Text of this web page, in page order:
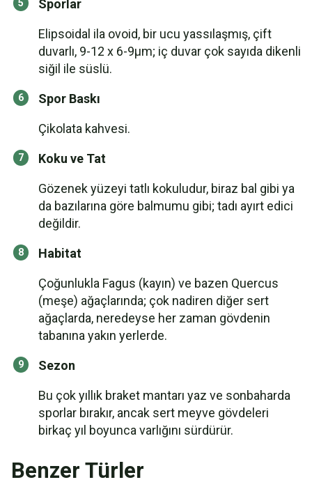
Sporlar
Elipsoidal ila ovoid, bir ucu yassılaşmış, çift
duvarlı, 9-12 x 6-9µm; iç duvar çok sayıda dikenli
siğil ile süslü.
Spor Baskı
Çikolata kahvesi.
Koku ve Tat
Gözenek yüzeyi tatlı kokuludur, biraz bal gibi ya
da bazılarına göre balmumu gibi; tadı ayırt edici
değildir.
Habitat
Çoğunlukla Fagus (kayın) ve bazen Quercus
(meşe) ağaçlarında; çok nadiren diğer sert
ağaçlarda, neredeyse her zaman gövdenin
tabanına yakın yerlerde.
Sezon
Bu çok yıllık braket mantarı yaz ve sonbaharda
sporlar bırakır, ancak sert meyve gövdeleri
birkaç yıl boyunca varlığını sürdürür.
Benzer Türler